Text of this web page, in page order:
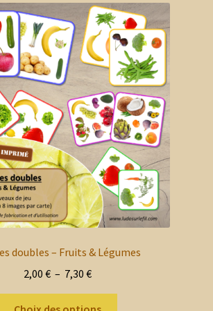
Les
options
peuvent
être
choisies
sur
la
page
du
produit
doubles – Fruits & Légumes
2,00 € – 7,30 €Plage
prix :